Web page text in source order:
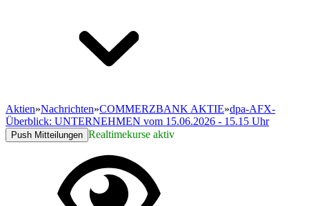
Aktien»Nachrichten»COMMERZBANK AKTIE»dpa-AFX-
Überblick: UNTERNEHMEN vom 15.06.2026 - 15.15 Uhr
Push Mitteilungen Realtimekurse aktiv